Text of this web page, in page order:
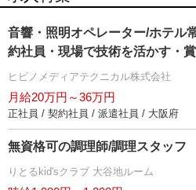
音響・照明オペレーター/ホテル
約社員・現場で技術を活かす・
ヒビノメディアテクニカル株式会社
月給20万円～36万円
正社員 / 契約社員 / 派遣社員 / 大阪府
無資格可の調理師/調理スタッフ
りとるkid'sクラブ 大谷地ルーム